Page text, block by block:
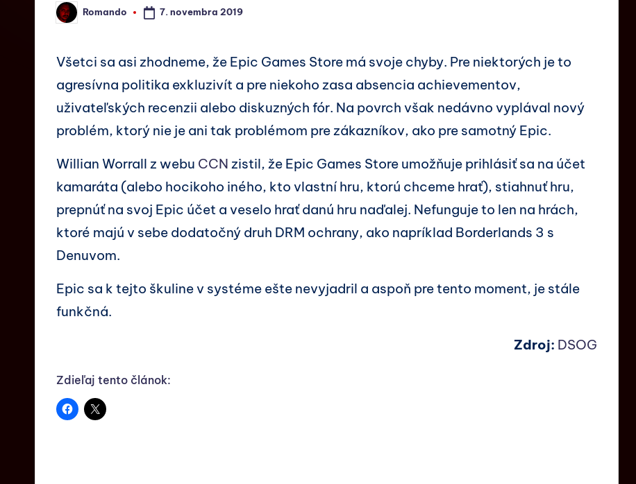
Romando 7. novembra 2019
Všetci sa asi zhodneme, že Epic Games Store má svoje chyby. Pre niektorých je to
agresívna politika exkluzivít a pre niekoho zasa absencia achievementov,
uživateľských recenzii alebo diskuzných fór. Na povrch však nedávno vyplával nový
problém, ktorý nie je ani tak problémom pre zákazníkov, ako pre samotný Epic.
Willian Worrall z webu CCN zistil, že Epic Games Store umožňuje prihlásiť sa na účet
kamaráta (alebo hocikoho iného, kto vlastní hru, ktorú chceme hrať), stiahnuť hru,
prepnúť na svoj Epic účet a veselo hrať danú hru naďalej. Nefunguje to len na hrách,
ktoré majú v sebe dodatočný druh DRM ochrany, ako napríklad Borderlands 3 s
Denuvom.
Epic sa k tejto škuline v systéme ešte nevyjadril a aspoň pre tento moment, je stále
funkčná.
Zdroj: DSOG
Zdieľaj tento článok: